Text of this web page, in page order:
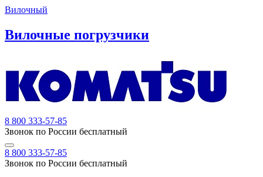
Вилочный
Вилочные погрузчики
8 800 333-57-85
Звонок по России бесплатный
8 800 333-57-85
Звонок по России бесплатный